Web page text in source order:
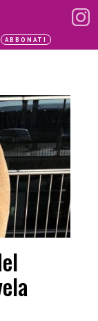
ABBONATI